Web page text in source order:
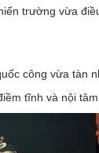
trường vừa
công vừa tàn
tĩnh và nội